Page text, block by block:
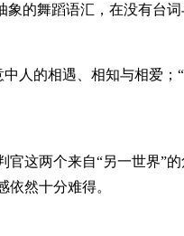
的舞蹈语汇，在没有台
人的相遇、相知与相爱；
这两个来自“另一世界”
然十分难得。